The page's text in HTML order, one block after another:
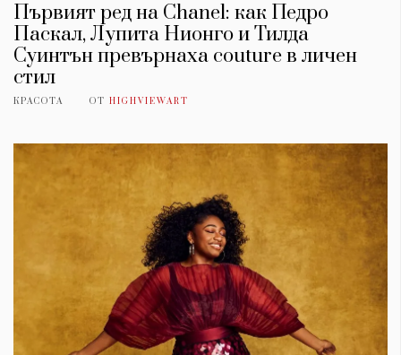
Първият ред на Chanel: как Педро
Паскал, Лупита Нионго и Тилда
Суинтън превърнаха couture в личен
стил
КРАСОТА ОТ HIGHVIEWART